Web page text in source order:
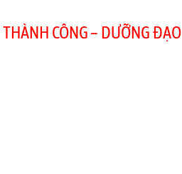
THÀNH CÔNG – DƯỠNG ĐẠO